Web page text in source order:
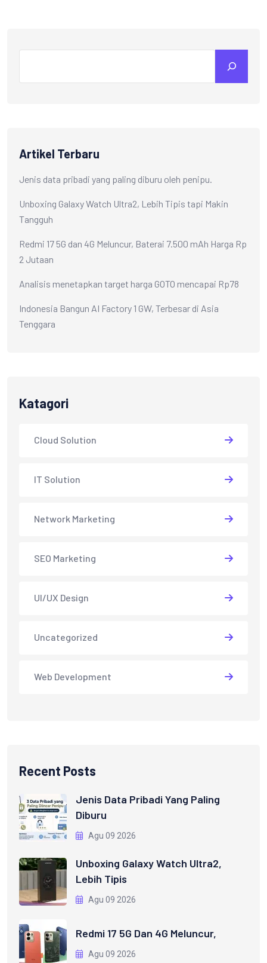
Artikel Terbaru
Jenis data pribadi yang paling diburu oleh penipu.
Unboxing Galaxy Watch Ultra2, Lebih Tipis tapi Makin
Tangguh
Redmi 17 5G dan 4G Meluncur, Baterai 7.500 mAh Harga Rp
2 Jutaan
Analisis menetapkan target harga GOTO mencapai Rp78
Indonesia Bangun AI Factory 1 GW, Terbesar di Asia
Tenggara
Katagori
Cloud Solution
IT Solution
Network Marketing
SEO Marketing
UI/UX Design
Uncategorized
Web Development
Recent Posts
Jenis Data Pribadi Yang Paling
Diburu
Agu 09 2026
Unboxing Galaxy Watch Ultra2,
Lebih Tipis
Agu 09 2026
Redmi 17 5G Dan 4G Meluncur,
Agu 09 2026